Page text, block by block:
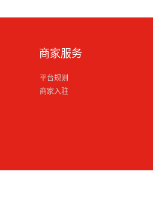
商家服务
平台规则
商家入驻